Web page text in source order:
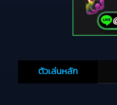
ตัวเล่นหลัก